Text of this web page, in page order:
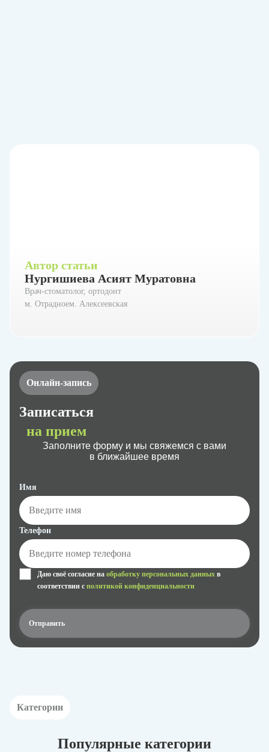
Автор статьи
Нургишиева Асият Муратовна
Врач-стоматолог, ортодонт
м. Отрадноем. Алексеевская
Онлайн-запись
Записаться
на прием
Заполните форму и мы свяжемся с вами
в ближайшее время
Имя
Телефон
Даю своё согласие на обработку персональных данных в
соответствии с политикой конфиденциальности
Категории
Популярные категории